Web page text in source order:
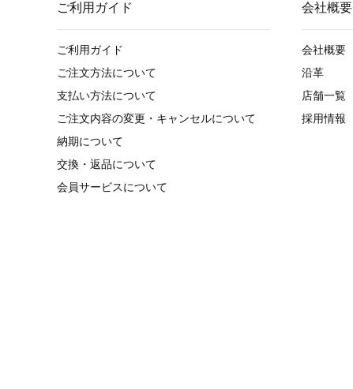
ご利用ガイド
ご利用ガイド
ご注文方法について
支払い方法について
ご注文内容の変更・キャンセルについて
納期について
交換・返品について
会員サービスについて
会社概要
会社概要
沿革
店舗一覧
採用情報